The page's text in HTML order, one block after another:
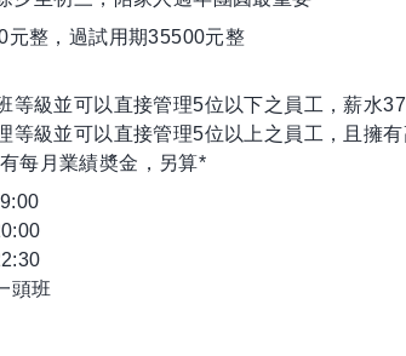
元整，過試用期35500元整
等級並可以直接管理5位以下之員工，薪水
等級並可以直接管理5位以上之員工，且擁
每月業績奬金，另算*
頭班